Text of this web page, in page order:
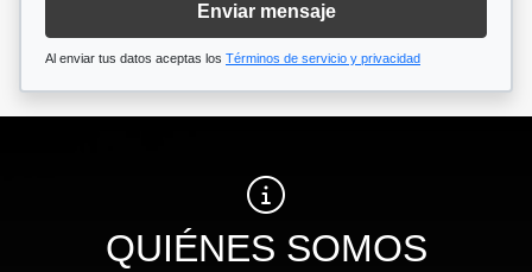
Enviar mensaje
Al enviar tus datos aceptas los Términos de servicio y privacidad
QUIÉNES SOMOS